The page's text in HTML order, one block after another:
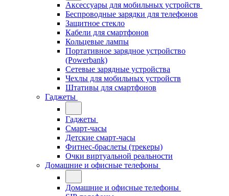
Аксессуары для мобильных устройств
Беспроводные зарядки для телефонов
Защитное стекло
Кабели для смартфонов
Кольцевые лампы
Портативное зарядное устройство
(Powerbank)
Сетевые зарядные устройства
Чехлы для мобильных устройств
Штативы для смартфонов
Гаджеты
Гаджеты
Смарт-часы
Детские смарт-часы
Фитнес-браслеты (трекеры)
Очки виртуальной реальности
Домашние и офисные телефоны
Домашние и офисные телефоны